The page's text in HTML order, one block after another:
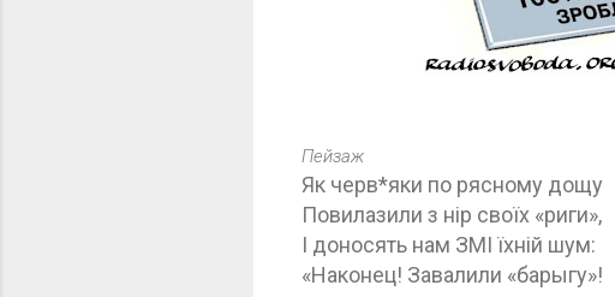
Пейзаж
Як черв*яки по рясному дощу
Повилазили з нір своїх «риги»,
І доносять нам ЗМІ їхній шум:
«Наконец! Завалили «барыгу»!